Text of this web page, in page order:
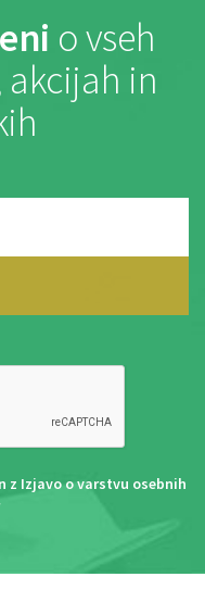
o vseh
in
z Izjavo o varstvu osebnih